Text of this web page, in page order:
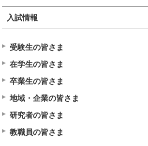
入試情報
受験生の皆さま
在学生の皆さま
卒業生の皆さま
地域・企業の皆さま
研究者の皆さま
教職員の皆さま